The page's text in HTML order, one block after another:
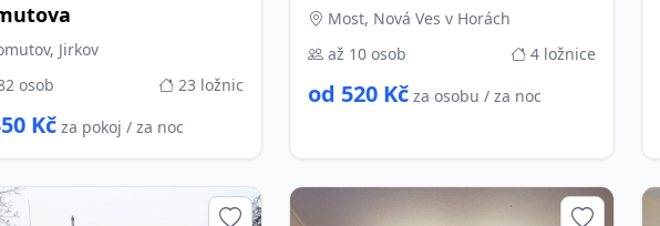
Jirkov
osob
23 ložnic
Kč za pokoj / za noc
Most, Nová Ves v Horách
až 10 osob
4 ložnice
od 520 Kč za osobu / za noc